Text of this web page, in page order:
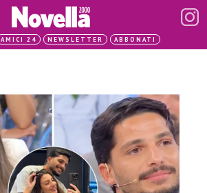
AMICI 24 NEWSLETTER ABBONATI